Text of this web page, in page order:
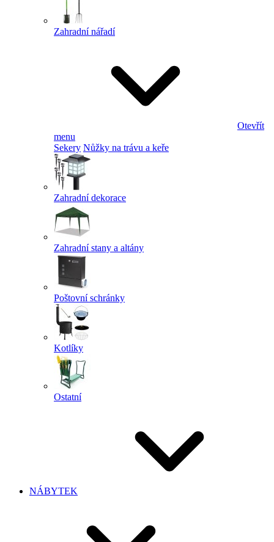
Zahradní nářadí
Otevřít
menu
Sekery Nůžky na trávu a keře
Zahradní dekorace
Zahradní stany a altány
Poštovní schránky
Kotlíky
Ostatní
NÁBYTEK